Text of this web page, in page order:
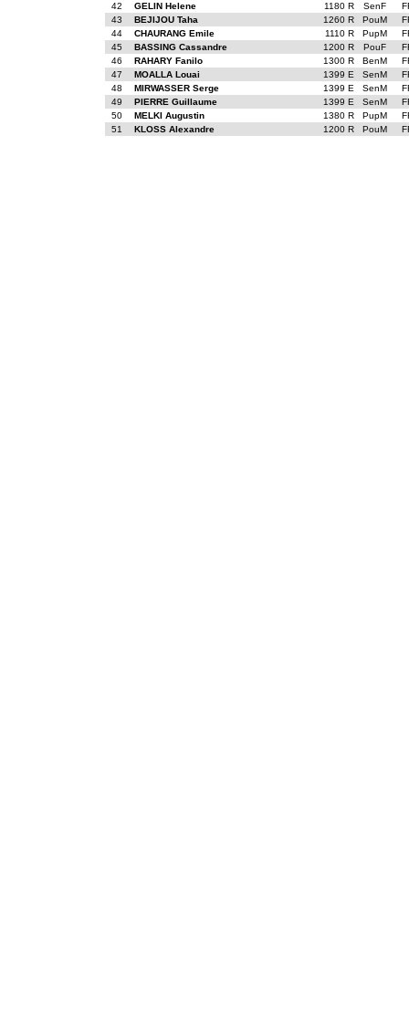
42
GELIN Helene 1180 R SenF
43
BEJIJOU Taha 1260 R PouM
44
CHAURANG Emile 1110 R PupM
45
BASSING Cassandre 1200 R PouF
46
RAHARY Fanilo 1300 R BenM
47
MOALLA Louai 1399 E SenM
48
MIRWASSER Serge 1399 E SenM
49
PIERRE Guillaume 1399 E SenM
50
MELKI Augustin 1380 R PupM
51
KLOSS Alexandre 1200 R PouM